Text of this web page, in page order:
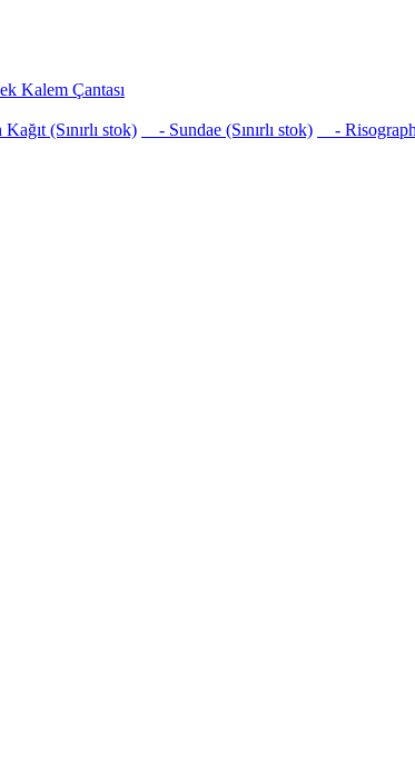
Kalem Çantası
(Sınırlı stok) - Sundae (Sınırlı stok)
- Risograph